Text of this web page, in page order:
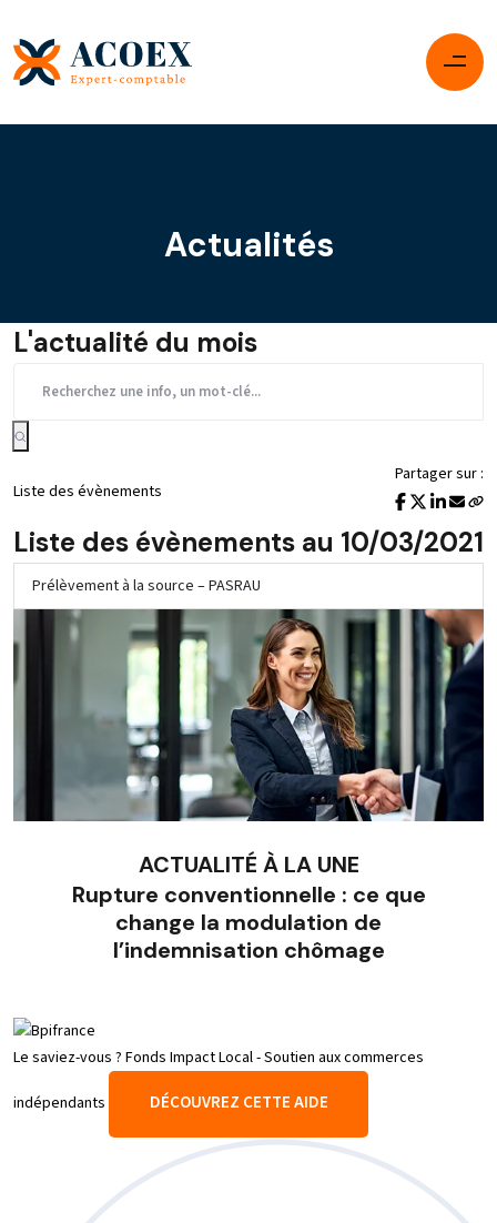
Actualités
L'actualité du mois
Liste des évènements
Partager sur :
Liste des évènements au 10/03/2021
Prélèvement à la source – PASRAU
ACTUALITÉ À LA UNE
Rupture conventionnelle : ce que
change la modulation de
l’indemnisation chômage
Le saviez-vous ? Fonds Impact Local - Soutien aux commerces
indépendants DÉCOUVREZ CETTE AIDE